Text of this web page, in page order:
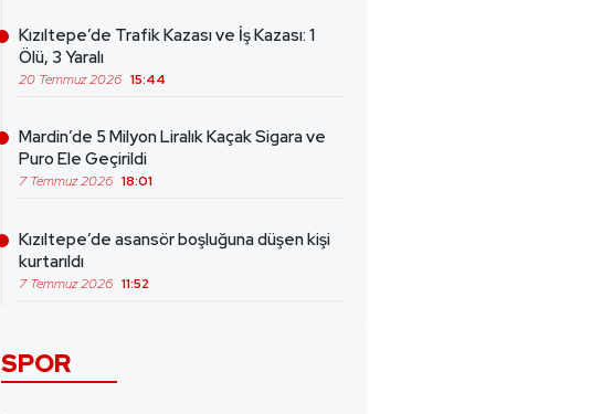
Kızıltepe’de Trafik Kazası ve İş Kazası: 1
Ölü, 3 Yaralı
20 Temmuz 2026 15:44
Mardin’de 5 Milyon Liralık Kaçak Sigara ve
Puro Ele Geçirildi
7 Temmuz 2026 18:01
Kızıltepe’de asansör boşluğuna düşen kişi
kurtarıldı
7 Temmuz 2026 11:52
SPOR